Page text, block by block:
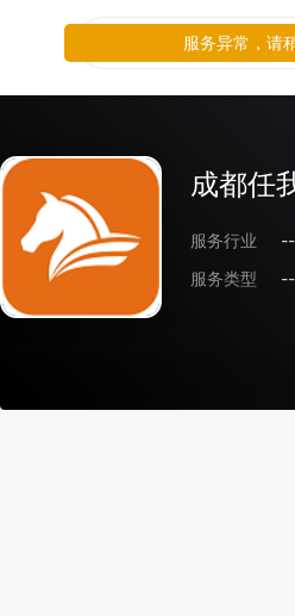
成都任
服务行业
--
服务类型
--
服务异常，请